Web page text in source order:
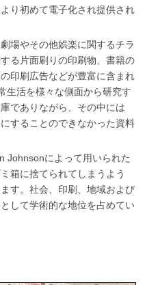
り初めて電子化され提供され
場やその他娯楽に関するチラ
る片面刷りの印刷物、書籍の
印刷広告などが豊富に含まれ
生活を様々な側面から研究す
でありながら、その中には
することのできなかった資料
Johnsonによって用いられた
箱に捨てられてしまうよう
す。社会、印刷、地域および
して学術的な地位を占めてい